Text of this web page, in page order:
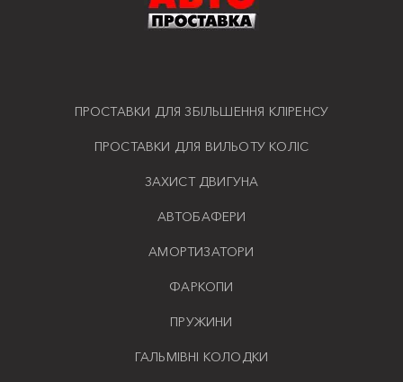
ПРОСТАВКИ ДЛЯ ЗБІЛЬШЕННЯ КЛІРЕНСУ
ПРОСТАВКИ ДЛЯ ВИЛЬОТУ КОЛІС
ЗАХИСТ ДВИГУНА
АВТОБАФЕРИ
АМОРТИЗАТОРИ
ФАРКОПИ
ПРУЖИНИ
ГАЛЬМІВНІ КОЛОДКИ